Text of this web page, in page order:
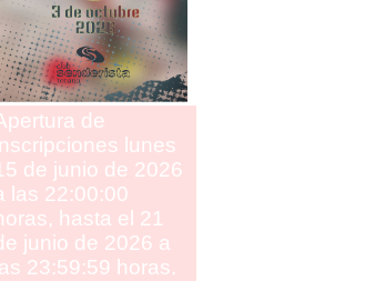
de
lunes
de junio de 2026
las 22:00:00
hasta el 21
junio de 2026 a
las 23:59:59 horas.